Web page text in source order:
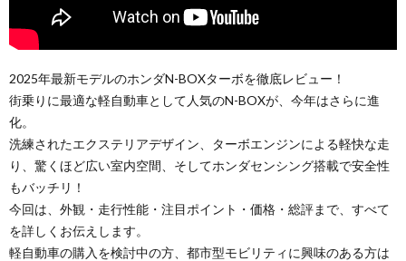
2025年最新モデルのホンダN-BOXターボを徹底レビュー！
街乗りに最適な軽自動車として人気のN-BOXが、今年はさらに進
化。
洗練されたエクステリアデザイン、ターボエンジンによる軽快な走
り、驚くほど広い室内空間、そしてホンダセンシング搭載で安全性
もバッチリ！
今回は、外観・走行性能・注目ポイント・価格・総評まで、すべて
を詳しくお伝えします。
軽自動車の購入を検討中の方、都市型モビリティに興味のある方は